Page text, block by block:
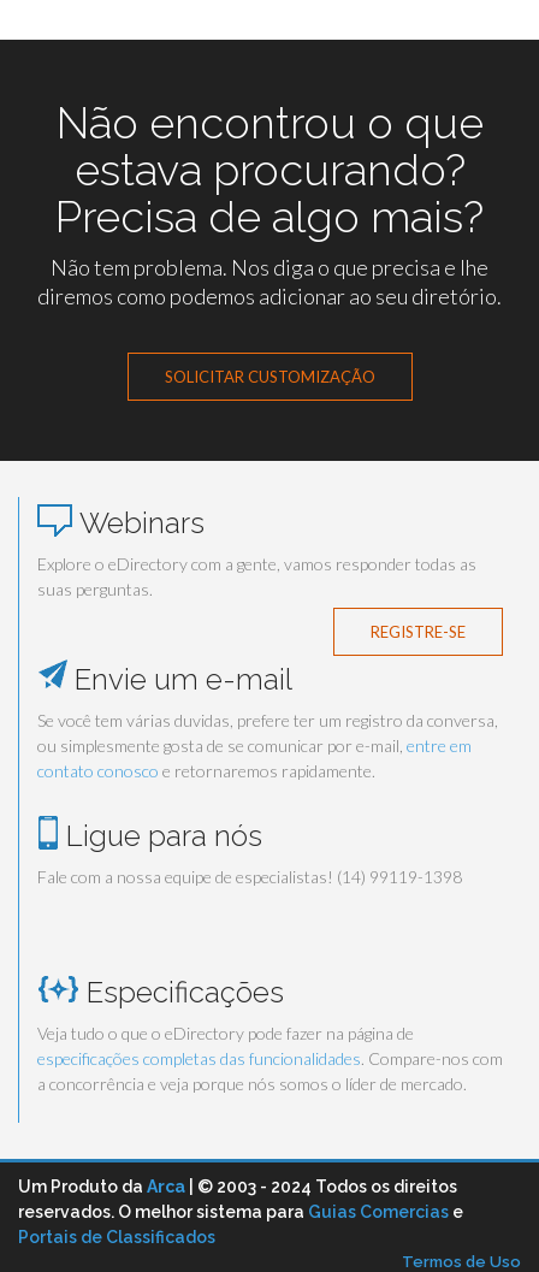
Não encontrou o que
estava procurando?
Precisa de algo mais?
Não tem problema. Nos diga o que precisa e lhe
diremos como podemos adicionar ao seu diretório.
SOLICITAR CUSTOMIZAÇÃO
Webinars
Explore o eDirectory com a gente, vamos responder todas as
suas perguntas.
REGISTRE-SE
Envie um e-mail
Se você tem várias duvidas, prefere ter um registro da conversa,
ou simplesmente gosta de se comunicar por e-mail, entre em
contato conosco e retornaremos rapidamente.
Ligue para nós
Fale com a nossa equipe de especialistas! (14) 99119-1398
Especificações
Veja tudo o que o eDirectory pode fazer na página de
especificações completas das funcionalidades. Compare-nos com
a concorrência e veja porque nós somos o líder de mercado.
Um Produto da Arca | © 2003 - 2024 Todos os direitos
reservados. O melhor sistema para Guias Comercias e
Portais de Classificados
Termos de Uso